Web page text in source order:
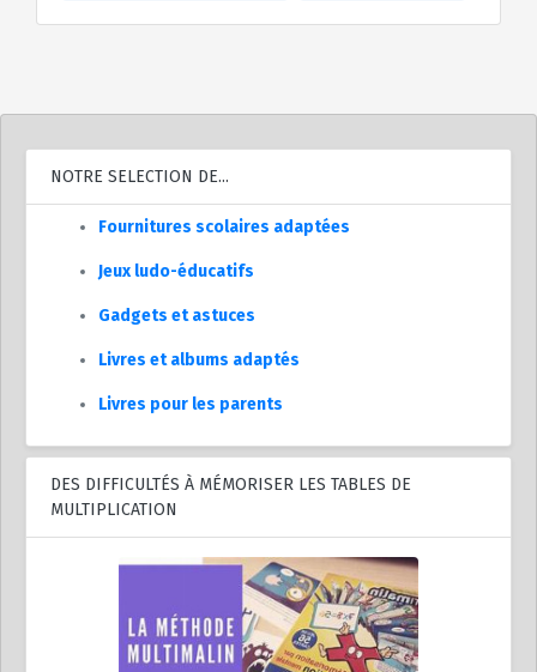
NOTRE SELECTION DE...
Fournitures scolaires adaptées
Jeux ludo-éducatifs
Gadgets et astuces
Livres et albums adaptés
Livres pour les parents
DES DIFFICULTÉS À MÉMORISER LES TABLES DE
MULTIPLICATION